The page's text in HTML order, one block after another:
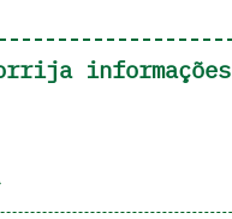
informações